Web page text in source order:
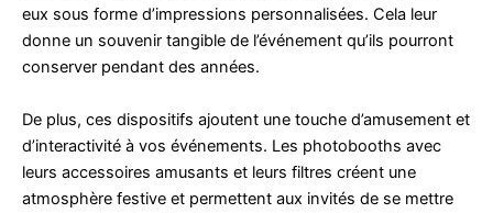
eux sous forme d’impressions personnalisées. Cela leur
donne un souvenir tangible de l’événement qu’ils pourront
conserver pendant des années.
De plus, ces dispositifs ajoutent une touche d’amusement et
d’interactivité à vos événements. Les photobooths avec
leurs accessoires amusants et leurs filtres créent une
atmosphère festive et permettent aux invités de se mettre